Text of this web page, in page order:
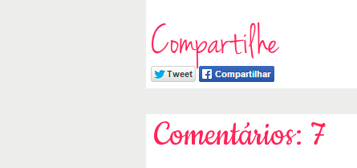
Compartilhe
Comentários: 7